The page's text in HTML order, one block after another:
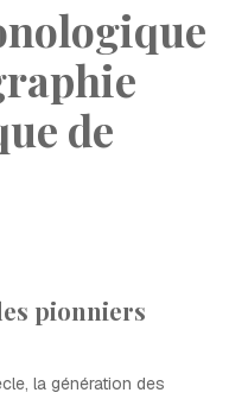
de
pionniers
la génération des